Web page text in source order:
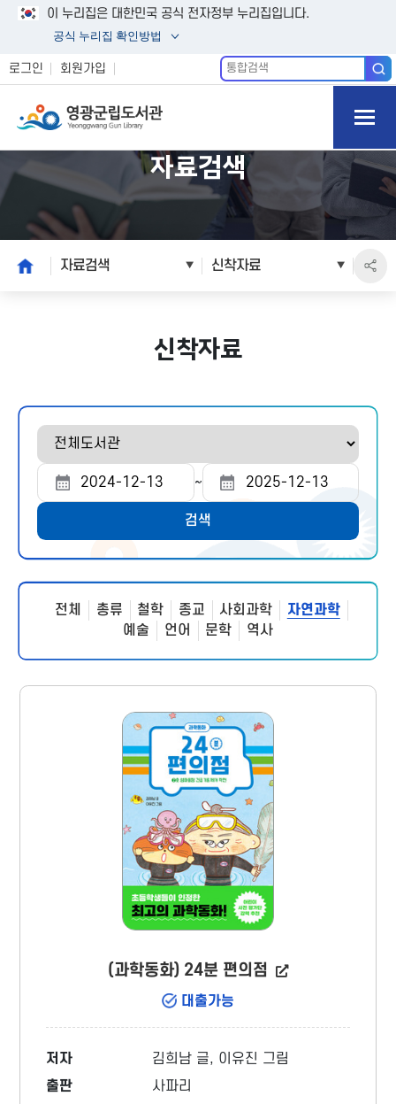
이 누리집은 대한민국 공식 전자정부 누리집입니다.
공식 누리집 확인방법
로그인 회원가입
통
합
메뉴 버
자료검색
home 자료검색 신착자료
신착자료
선
택
회
시
~
회
종
검색
전체 총류 철학 종교 사회과학
자연과학
예술
언어 문학 역사
(과학동화) 24분 편의점
대출가능
저자
김희남 글, 이유진 그림
출판
사파리